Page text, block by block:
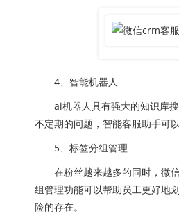
4、智能机器人
ai机器人具有强大的知识库搜
不定期的问题，智能客服助手可以
5、标签分组管理
在粉丝越来越多的同时，微
组管理功能可以帮助员工更好地
险的存在。